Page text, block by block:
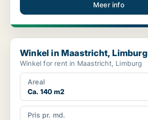
Meer info
Winkel in Maastricht, Limburg
Winkel in Maastricht, Limburg
Winkel for rent in Maastricht, Limburg
Areal
Ca. 140 m2
Pris pr. md.